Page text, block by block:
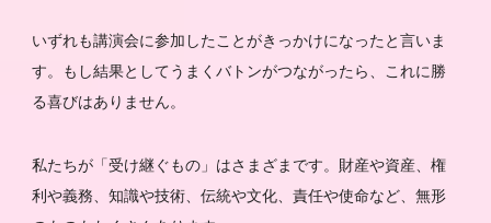
いずれも講演会に参加したことがきっかけになったと言いま
す。もし結果としてうまくバトンがつながったら、これに勝
る喜びはありません。
私たちが「受け継ぐもの」はさまざまです。財産や資産、権
利や義務、知識や技術、伝統や文化、責任や使命など、無形